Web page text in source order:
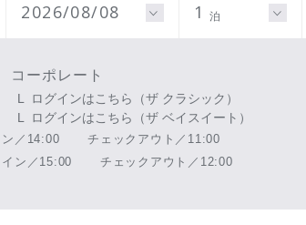
2026/08/08 1 泊
コーポレート
ログインはこちら（ザ クラシック）
ログインはこちら（ザ ベイスイート）
／14:00
チェックアウト／11:00
ン／15:00 チェックアウト／12:00